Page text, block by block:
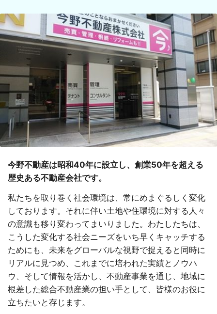
今野不動産は昭和40年に設立し、創業50年を超える
歴史ある不動産会社です。
私たちを取り巻く社会環境は、常にめまぐるしく変化
しております。それに伴い土地や住環境に対する人々
の意識も移り変わってまいりました。わたしたちは、
こうした変化する社会ニーズをいち早くキャッチする
ためにも、未来をグローバルな視野で捉えると同時に
リアルに見つめ、これまでに培われた実績とノウハ
ウ、そして情報を活かし、不動産事業を通じ、地域に
根差した総合不動産業の担い手として、皆様のお役に
立ちたいと存じます。